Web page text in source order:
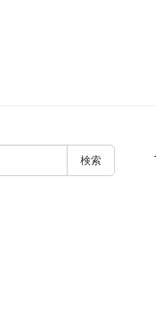
検索